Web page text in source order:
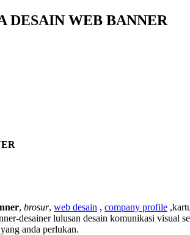
DESAIN WEB BANNER
, brosur, web desain , company profile
desainer lulusan desain komunikasi visual
anda perlukan.